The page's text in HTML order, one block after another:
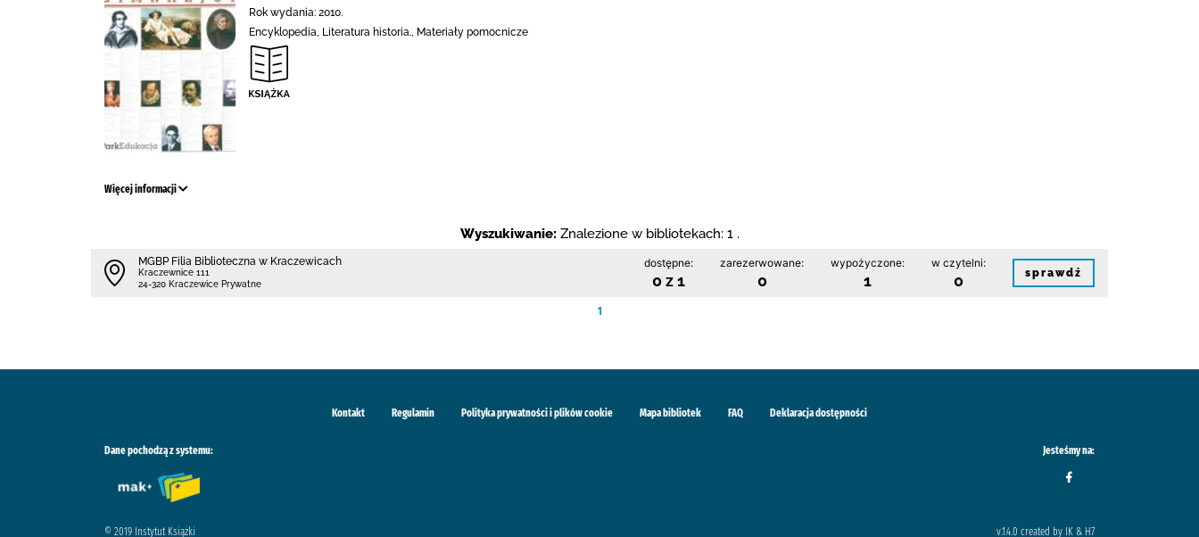
Rok wydania: 2010.
Encyklopedia, Literatura historia., Materiały pomocnicze
Więcej informacji
Wyszukiwanie: Znalezione w bibliotekach: 1 .
MGBP Filia Biblioteczna w Kraczewicach
Kraczewnice 111
24-320 Kraczewice Prywatne
dostępne:
0 z 1
zarezerwowane:
0
wypożyczone:
1
w czytelni:
0 sprawdź
1
Kontakt Regulamin Polityka prywatności i plików cookie Mapa bibliotek FAQ Deklaracja dostępności
Dane pochodzą z systemu: Jesteśmy na:
© 2019 Instytut Książki v.1.4.0 created by IK & H7